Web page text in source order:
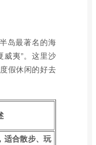
岛最著名的海
威夷”。这里沙
假休闲的好去
适合散步、玩